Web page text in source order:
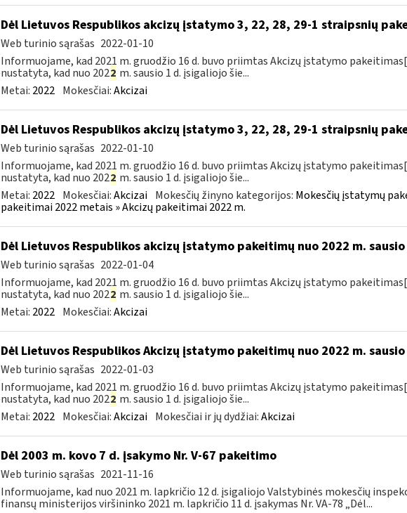
Dėl Lietuvos Respublikos akcizų įstatymo 3, 22, 28, 29-1 straipsnių
Web turinio sąrašas 2022-01-10
Informuojame, kad 2021 m. gruodžio 16 d. buvo priimtas Akcizų įstatymo
nustatyta, kad nuo 2022 m. sausio 1 d. įsigaliojo šie...
Metai: 2022 Mokesčiai:Akcizai
Dėl Lietuvos Respublikos akcizų įstatymo 3, 22, 28, 29-1 straipsnių
Web turinio sąrašas 2022-01-10
Informuojame, kad 2021 m. gruodžio 16 d. buvo priimtas Akcizų įstatymo
nustatyta, kad nuo 2022 m. sausio 1 d. įsigaliojo šie...
Metai: 2022 Mokesčiai:Akcizai Mokesčių žinyno kategorijos: Mokesčių įstatymų
pakeitimai 2022 metais » Akcizų pakeitimai 2022 m.
Dėl Lietuvos Respublikos akcizų įstatymo pakeitimų nuo 2022 m. sausio
Web turinio sąrašas 2022-01-04
Informuojame, kad 2021 m. gruodžio 16 d. buvo priimtas Akcizų įstatymo
nustatyta, kad nuo 2022 m. sausio 1 d. įsigaliojo šie...
Metai: 2022 Mokesčiai:Akcizai
Dėl Lietuvos Respublikos Akcizų įstatymo pakeitimų nuo 2022 m.
Web turinio sąrašas 2022-01-03
Informuojame, kad 2021 m. gruodžio 16 d. buvo priimtas Akcizų įstatymo
nustatyta, kad nuo 2022 m. sausio 1 d. įsigaliojo šie...
Metai: 2022 Mokesčiai:Akcizai Mokesčiai ir jų dydžiai:Akcizai
Dėl 2003 m. kovo 7 d. įsakymo Nr. V-67 pakeitimo
Web turinio sąrašas 2021-11-16
Informuojame, kad nuo 2021 m. lapkričio 12 d. įsigaliojo Valstybinės mokesčių
finansų ministerijos viršininko 2021 m. lapkričio 11 d. įsakymas Nr. VA-78 „Dėl...